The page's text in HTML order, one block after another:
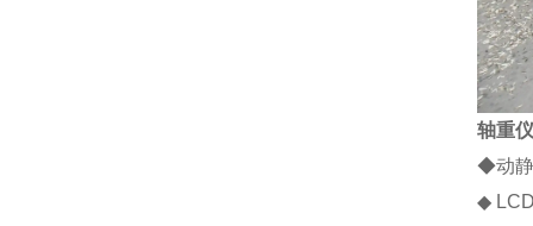
轴重
◆动
◆